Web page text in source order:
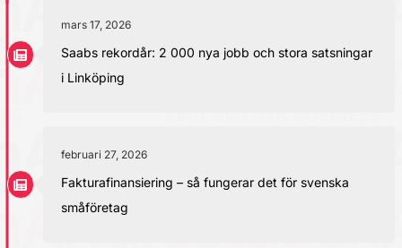
mars 17, 2026
Saabs rekordår: 2 000 nya jobb och stora satsningar
i Linköping
februari 27, 2026
Fakturafinansiering – så fungerar det för svenska
småföretag